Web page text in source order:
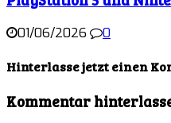
01/06/2026 0
Hinterlasse jetzt einen
Kommentar